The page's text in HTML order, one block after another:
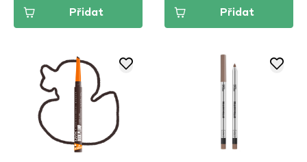
Přidat Přidat